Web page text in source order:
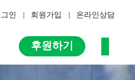
그인 회원가입 온라인상담
후원하기